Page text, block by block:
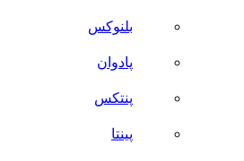
بلنوکس
پادوان
پنتکس
پینتا